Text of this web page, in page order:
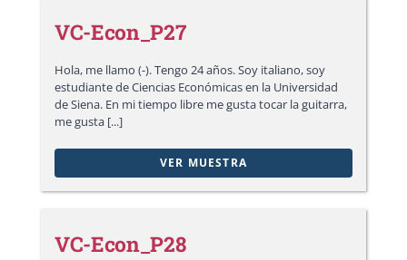
VC-Econ_P27
Hola, me llamo (-). Tengo 24 años. Soy italiano, soy
estudiante de Ciencias Económicas en la Universidad
de Siena. En mi tiempo libre me gusta tocar la guitarra,
me gusta [...]
VER MUESTRA
VC-Econ_P28